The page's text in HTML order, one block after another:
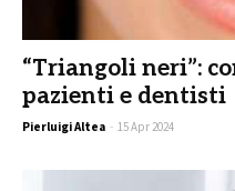
“Triangoli neri”:
pazienti e dentisti
Pierluigi Altea - 15 Apr 2024